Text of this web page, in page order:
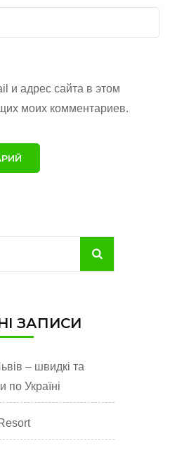
и адрес сайта в этом
моих комментариев.
ЗАПИСИ
– швидкі та
по Україні